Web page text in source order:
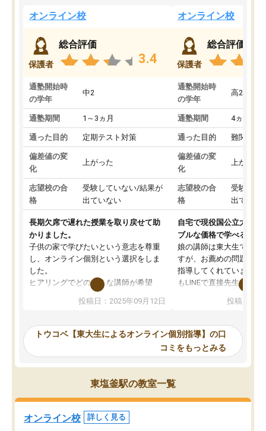
オンライン校
保護者
総合評価
3.4
通塾開始時
の学年
中2
通塾期間 1～3ヵ月
通った目的 定期テスト対策
偏差値の変
化
上がった
志望校の合
格
受験していない/結果が
出ていない
長期欠席で遅れた授業を取り戻せて助
かりました。
子供の家で学びたいという意志を尊重
し、オンライン個別という選択をしま
した。
ヒアリングでどのような講師が希望
か、オプションは付帯するかなど選ぶ
事が出来ました。
ーティングを行い、その講師で良いか
見てから講師を決定する事ができま
す。
うちの子は、初回面談の講師の方で決
オンラインツールを使用した単語帳の
共有があり宿題もそちらで出される形
投稿日：2025年09月12日
オンライン校
保護者
総合評価
通塾開始時
の学年
高2
通塾期間 4ヵ月～1
通った目的 難関私立
偏差値の変
化
上がった
志望校の合
格
受験して
出ていな
自宅で現役国公立大学生
ブルな価格で学べる
娘の講師は東大生では無
すが、お薦めの問題集や
指導してくれています。
もLINEで直接先生に質問
めれるので、個人に合
いなのがあり(有料)、受
ことをどんなスケジュー
くか相談したのですが、
ち期待したものではなく
くなってきたようなので
投稿日：
トウコベ【東大生によるオンライン個別指導】の口
コミをもっとみる
東塩釜駅の教室一覧
オンライン校 詳しく見る